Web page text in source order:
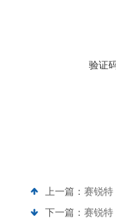
验证
上一篇： 赛锐特
下一篇： 赛锐特